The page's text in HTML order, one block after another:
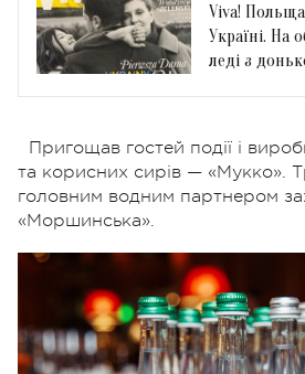
Viva!
Україні. На
леді з
Пригощав гостей події і
та корисних сирів — «Мукко».
головним водним партнером
«Моршинська».